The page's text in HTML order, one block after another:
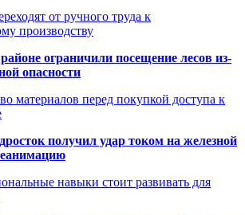
от ручного труда к
производству
ограничили посещение лесов из-
опасности
материалов перед покупкой доступа к
получил удар током на железной
навыки стоит развивать для